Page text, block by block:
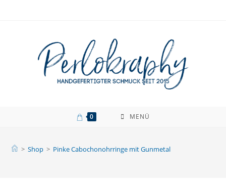
0 MENÜ
> Shop > Pinke Cabochonohrringe mit Gunmetal